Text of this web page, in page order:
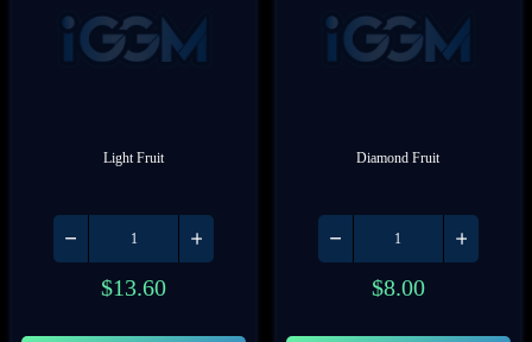
Light Fruit
$13.60
Diamond Fruit
$8.00